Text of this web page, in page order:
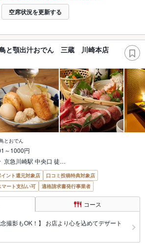
空席状況を更新する
鳥と顎出汁おでん 三蔵 川崎本店
とおでん
～1000円
京急川崎駅 中央口 徒…
ント還元対象店
口コミ投稿特典対象店
マート支払い可 適格請求書発行事業者
コース
影もOK！】 お店より心を込めてデザート